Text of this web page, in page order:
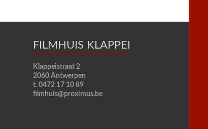
FILMHUIS KLAPPEI
Klappeistraat 2
2060 Antwerpen
t. 0472 17 10 89
filmhuis@proximus.be